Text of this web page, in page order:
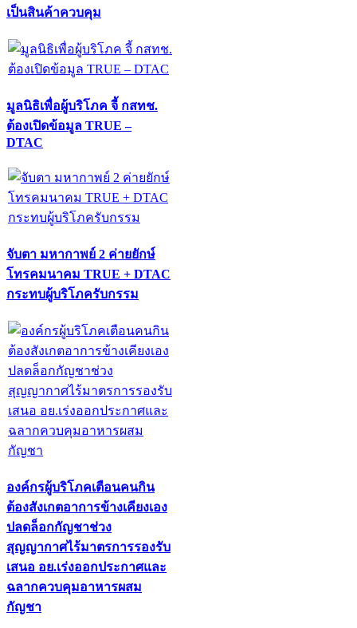
เป็นสินค้าควบคุม
มูลนิธิเพื่อผู้บริโภค จี้ กสทช.
ต้องเปิดข้อมูล TRUE –
DTAC
จับตา มหากาพย์ 2 ค่ายยักษ์
โทรคมนาคม TRUE + DTAC
กระทบผู้บริโภครับกรรม
องค์กรผู้บริโภคเตือนคนกิน
ต้องสังเกตอาการข้างเคียงเอง
ปลดล็อกกัญชาช่วง
สุญญากาศไร้มาตรการรองรับ
เสนอ อย.เร่งออกประกาศและ
ฉลากควบคุมอาหารผสม
กัญชา